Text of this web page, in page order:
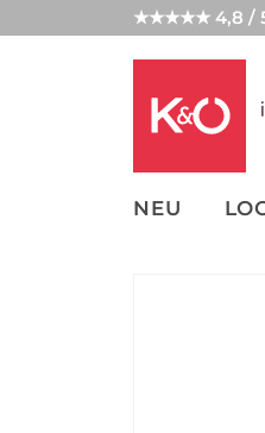
★★★★★ 4,8 /
NEU
UNSERE APP
CLICK &